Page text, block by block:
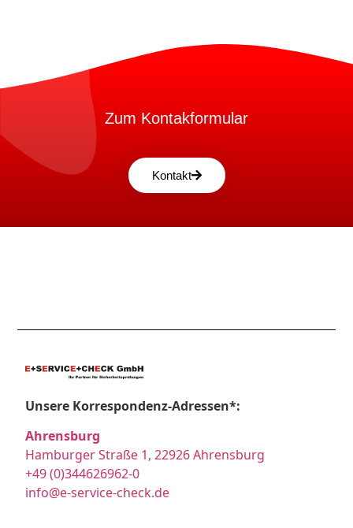
Zum Kontakformular
Kontakt
Unsere Korrespondenz-Adressen*:
Ahrensburg
Hamburger Straße 1, 22926 Ahrensburg
+49 (0)344626962-0
info@e-service-check.de